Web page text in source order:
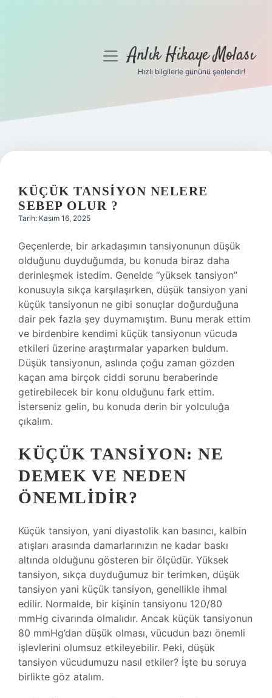
Gizlilik Politikası
Yasal Uyarı
menüyüAnlık Hikaye Molası
Hızlı bilgilerle gününü şenlendir!
KÜÇÜK TANSIYON NELERE
SEBEP OLUR ?
Tarih: Kasım 16, 2025
Geçenlerde, bir arkadaşımın tansiyonunun düşük
olduğunu duyduğumda, bu konuda biraz daha
derinleşmek istedim. Genelde “yüksek tansiyon”
konusuyla sıkça karşılaşırken, düşük tansiyon yani
küçük tansiyonun ne gibi sonuçlar doğurduğuna
dair pek fazla şey duymamıştım. Bunu merak ettim
ve birdenbire kendimi küçük tansiyonun vücuda
etkileri üzerine araştırmalar yaparken buldum.
Düşük tansiyonun, aslında çoğu zaman gözden
kaçan ama birçok ciddi sorunu beraberinde
getirebilecek bir konu olduğunu fark ettim.
İsterseniz gelin, bu konuda derin bir yolculuğa
çıkalım.
KÜÇÜK TANSIYON: NE
DEMEK VE NEDEN
ÖNEMLIDIR?
Küçük tansiyon, yani diyastolik kan basıncı, kalbin
atışları arasında damarlarınızın ne kadar baskı
altında olduğunu gösteren bir ölçüdür. Yüksek
tansiyon, sıkça duyduğumuz bir terimken, düşük
tansiyon yani küçük tansiyon, genellikle ihmal
edilir. Normalde, bir kişinin tansiyonu 120/80
mmHg civarında olmalıdır. Ancak küçük tansiyonun
80 mmHg’dan düşük olması, vücudun bazı önemli
işlevlerini olumsuz etkileyebilir. Peki, düşük
tansiyon vücudumuzu nasıl etkiler? İşte bu soruya
birlikte göz atalım.